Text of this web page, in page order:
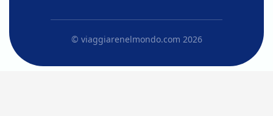
© viaggiarenelmondo.com 2026